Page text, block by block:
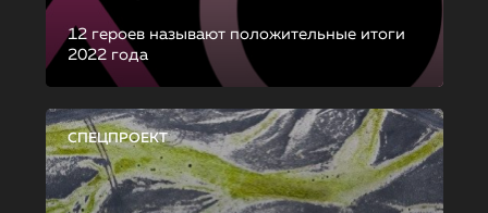
12 героев называют положительные итоги
2022 года
СПЕЦПРОЕКТ